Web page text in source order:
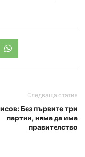
Следваща статия
Без първите три
партии, няма да има
правителство